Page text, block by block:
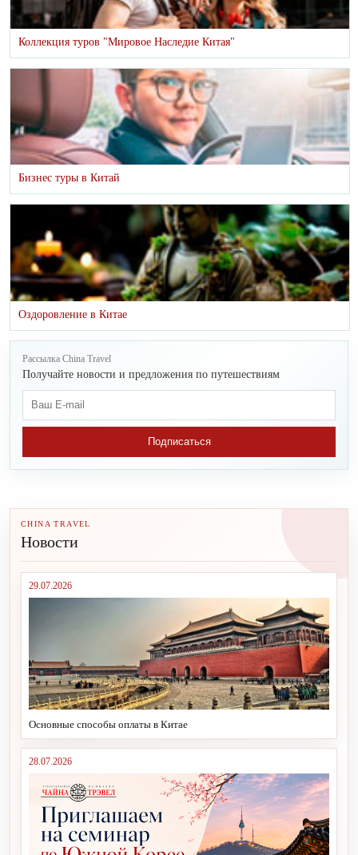
Коллекция туров "Мировое Наследие Китая"
Бизнес туры в Китай
Оздоровление в Китае
Рассылка China Travel
Получайте новости и предложения по путешествиям
Подписаться
CHINA TRAVEL
Новости
29.07.2026
Основные способы оплаты в Китае
28.07.2026